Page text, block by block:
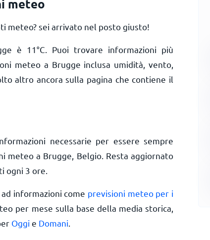
meteo
meteo? sei arrivato nel posto giusto!
è 11°C . Puoi trovare informazioni più
meteo a Brugge inclusa umidità, vento,
altro ancora sulla pagina che contiene il
necessarie per essere sempre
meteo a Brugge, Belgio. Resta aggiornato
ogni 3 ore.
informazioni come previsioni meteo per i
per mese sulla base della media storica,
Oggi e Domani